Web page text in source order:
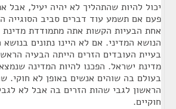
יכול להיות שהתהליך לא יהיה יעיל, אבל
פעם אם תשמע עוד דברים סביב הסוגייה
אחת הבעיות הקשות אתה מתמודדת מדינת
הנושא המדיני. אם לא היינו נתונים בנושא
בעיית העובדים הזרים הייתה הבעיה
מדינת ישראל. הפכנו להיות המדינה
בעולם בה שוהים אנשים באופן לא חוקי.
הראשון לגבי שהות הזרים בה אבל לא
חוקיים.